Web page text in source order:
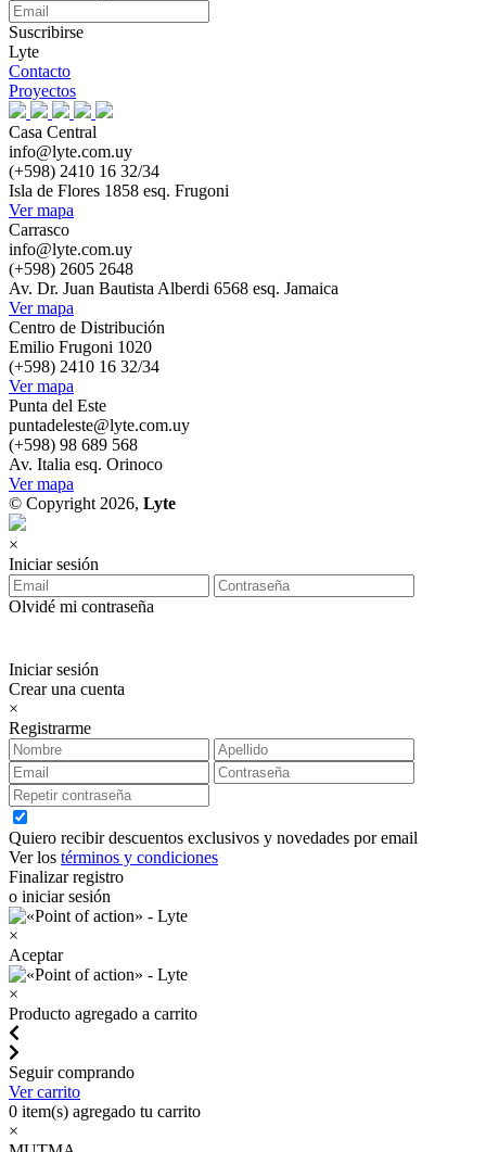
Suscribirse
Lyte
Contacto
Proyectos
Casa Central
info@lyte.com.uy
(+598) 2410 16 32/34
Isla de Flores 1858 esq. Frugoni
Ver mapa
Carrasco
info@lyte.com.uy
(+598) 2605 2648
Av. Dr. Juan Bautista Alberdi 6568 esq. Jamaica
Ver mapa
Centro de Distribución
Emilio Frugoni 1020
(+598) 2410 16 32/34
Ver mapa
Punta del Este
puntadeleste@lyte.com.uy
(+598) 98 689 568
Av. Italia esq. Orinoco
Ver mapa
© Copyright 2026, Lyte
×
Iniciar sesión
Olvidé mi contraseña
Iniciar sesión
Crear una cuenta
×
Registrarme
Quiero recibir descuentos exclusivos y novedades por email
Ver los términos y condiciones
Finalizar registro
o iniciar sesión
×
Aceptar
×
Producto agregado a carrito
Seguir comprando
Ver carrito
0 item(s) agregado tu carrito
×